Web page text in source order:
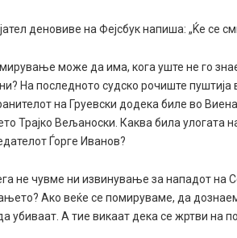
деновиве на Фејсбук напиша: „Ќе се
може да има, кога уште не го
На последното судско рочиште
на Груевски додека биле во
Трајко Вељаноски. Каква била улогата
Ѓорге Иванов?
не чувме ни извинување за нападот на
Ако веќе се помируваме, да
убиваат. А тие викаат дека се жртви на